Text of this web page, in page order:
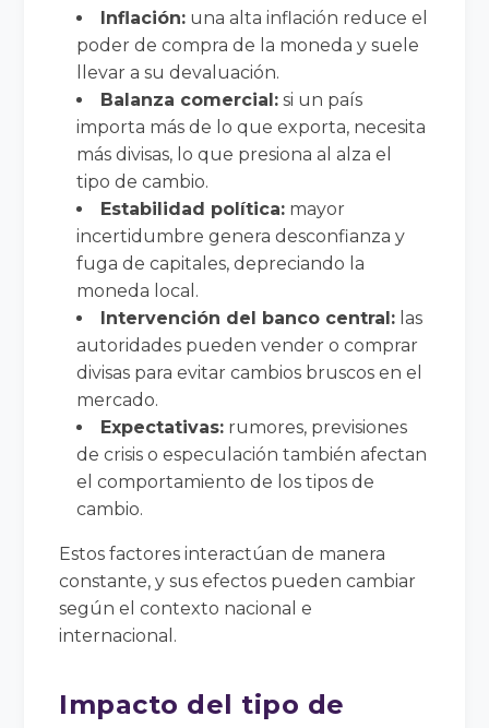
Inflación: una alta inflación reduce el
poder de compra de la moneda y suele
llevar a su devaluación.
Balanza comercial: si un país
importa más de lo que exporta, necesita
más divisas, lo que presiona al alza el
tipo de cambio.
Estabilidad política: mayor
incertidumbre genera desconfianza y
fuga de capitales, depreciando la
moneda local.
Intervención del banco central: las
autoridades pueden vender o comprar
divisas para evitar cambios bruscos en el
mercado.
Expectativas: rumores, previsiones
de crisis o especulación también afectan
el comportamiento de los tipos de
cambio.
Estos factores interactúan de manera
constante, y sus efectos pueden cambiar
según el contexto nacional e
internacional.
Impacto del tipo de